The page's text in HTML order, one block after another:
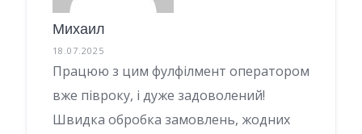
Михаил
18.07.2025
Працюю з цим фулфілмент оператором
вже півроку, і дуже задоволений!
Швидка обробка замовлень, жодних